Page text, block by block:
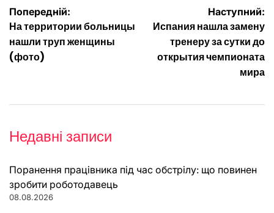
Навігація
записів
Попередній:
На территории больницы
нашли труп женщины
(фото)
Наступний:
Испания нашла замену
тренеру за сутки до
открытия чемпионата
мира
Недавні записи
Поранення працівника під час обстрілу: що повинен
зробити роботодавець
08.08.2026